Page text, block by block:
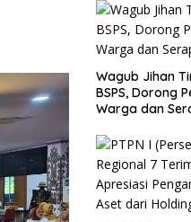
Wagub Jihan
BSPS, Dorong
Warga dan